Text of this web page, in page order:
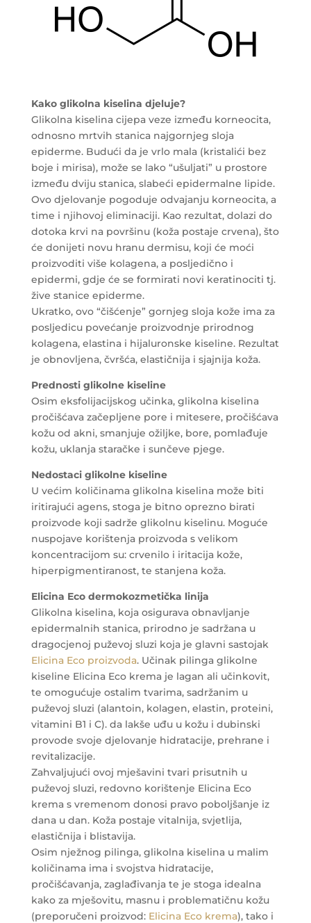
Kako glikolna kiselina djeluje?
Glikolna kiselina cijepa veze između korneocita,
odnosno mrtvih stanica najgornjeg sloja
epiderme. Budući da je vrlo mala (kristalići bez
boje i mirisa), može se lako “ušuljati” u prostore
između dviju stanica, slabeći epidermalne lipide.
Ovo djelovanje pogoduje odvajanju korneocita, a
time i njihovoj eliminaciji. Kao rezultat, dolazi do
dotoka krvi na površinu (koža postaje crvena), što
će donijeti novu hranu dermisu, koji će moći
proizvoditi više kolagena, a posljedično i
epidermi, gdje će se formirati novi keratinociti tj.
žive stanice epiderme.
Ukratko, ovo “čišćenje” gornjeg sloja kože ima za
posljedicu povećanje proizvodnje prirodnog
kolagena, elastina i hijaluronske kiseline. Rezultat
je obnovljena, čvršća, elastičnija i sjajnija koža.
Prednosti glikolne kiseline
Osim eksfolijacijskog učinka, glikolna kiselina
pročišćava začepljene pore i mitesere, pročišćava
kožu od akni, smanjuje ožiljke, bore, pomlađuje
kožu, uklanja staračke i sunčeve pjege.
Nedostaci glikolne kiseline
U većim količinama glikolna kiselina može biti
iritirajući agens, stoga je bitno oprezno birati
proizvode koji sadrže glikolnu kiselinu. Moguće
nuspojave korištenja proizvoda s velikom
koncentracijom su: crvenilo i iritacija kože,
hiperpigmentiranost, te stanjena koža.
Elicina Eco dermokozmetička linija
Glikolna kiselina, koja osigurava obnavljanje
epidermalnih stanica, prirodno je sadržana u
dragocjenoj puževoj sluzi koja je glavni sastojak
Elicina Eco proizvoda. Učinak pilinga glikolne
kiseline Elicina Eco krema je lagan ali učinkovit,
te omogućuje ostalim tvarima, sadržanim u
puževoj sluzi (alantoin, kolagen, elastin, proteini,
vitamini B1 i C). da lakše uđu u kožu i dubinski
provode svoje djelovanje hidratacije, prehrane i
revitalizacije.
Zahvaljujući ovoj mješavini tvari prisutnih u
puževoj sluzi, redovno korištenje Elicina Eco
krema s vremenom donosi pravo poboljšanje iz
dana u dan. Koža postaje vitalnija, svjetlija,
elastičnija i blistavija.
Osim nježnog pilinga, glikolna kiselina u malim
količinama ima i svojstva hidratacije,
pročišćavanja, zaglađivanja te je stoga idealna
kako za mješovitu, masnu i problematičnu kožu
(preporučeni proizvod: Elicina Eco krema), tako i